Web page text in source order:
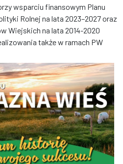
wsparciu finansowym Planu
Rolnej na lata 2023–2027 oraz
Wiejskich na lata 2014-2020
także w ramach PW